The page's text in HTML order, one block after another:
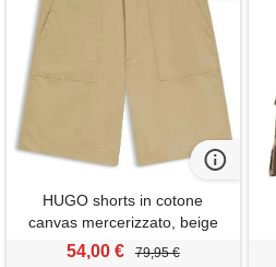
HUGO shorts in cotone
canvas mercerizzato, beige
54,00 € 79,95 €